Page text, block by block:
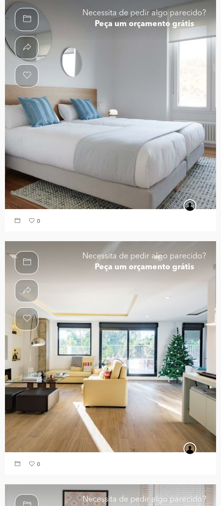
Necessita de pedir algo parecido?
Peça um orçamento grátis
0
Necessita de pedir algo parecido?
Peça um orçamento grátis
0
Necessita de pedir algo parecido?